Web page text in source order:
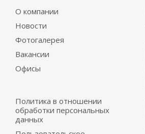
О компании
Новости
Фотогалерея
Вакансии
Офисы
Политика в отношении
обработки персональных
данных